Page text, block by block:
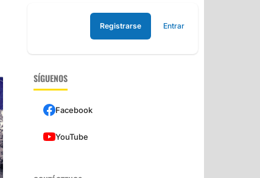
Registrarse Entrar
SÍGUENOS
Facebook
YouTube